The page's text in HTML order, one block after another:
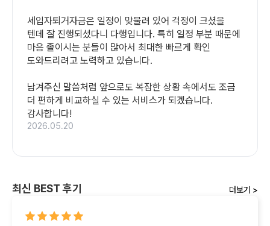
세입자퇴거자금은 일정이 맞물려 있어 걱정이 크셨을
텐데 잘 진행되셨다니 다행입니다. 특히 일정 부분 때문에
마음 졸이시는 분들이 많아서 최대한 빠르게 확인
도와드리려고 노력하고 있습니다.
남겨주신 말씀처럼 앞으로도 복잡한 상황 속에서도 조금
더 편하게 비교하실 수 있는 서비스가 되겠습니다.
감사합니다!
2026.05.20
최신 BEST 후기 더보기 >